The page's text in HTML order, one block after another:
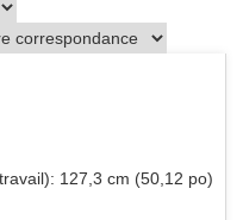
127,3 cm (50,12 po)